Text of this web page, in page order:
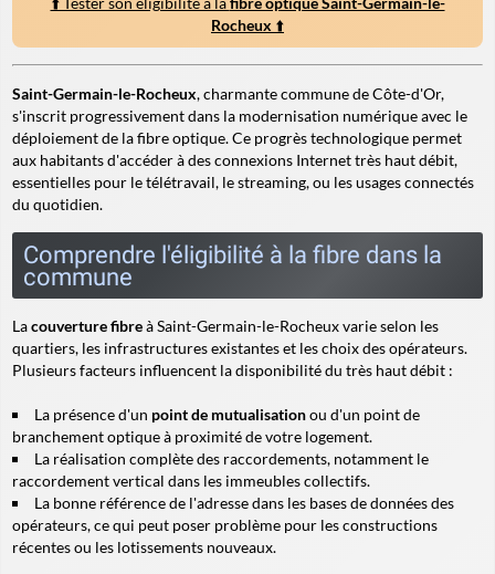
Rocheux ⬆️
Saint-Germain-le-Rocheux, charmante commune de Côte-d'Or,
s'inscrit progressivement dans la modernisation numérique avec le
déploiement de la fibre optique. Ce progrès technologique permet
aux habitants d'accéder à des connexions Internet très haut débit,
essentielles pour le télétravail, le streaming, ou les usages connectés
du quotidien.
Comprendre l'éligibilité à la fibre dans la
commune
Lacouverture fibreà Saint-Germain-le-Rocheux varie selon les
quartiers, les infrastructures existantes et les choix des opérateurs.
Plusieurs facteurs influencent la disponibilité du très haut débit :
La présence d'un point de mutualisationou d'un point de
branchement optique à proximité de votre logement.
La réalisation complète des raccordements, notamment le
raccordement vertical dans les immeubles collectifs.
La bonne référence de l'adresse dans les bases de données des
opérateurs, ce qui peut poser problème pour les constructions
récentes ou les lotissements nouveaux.